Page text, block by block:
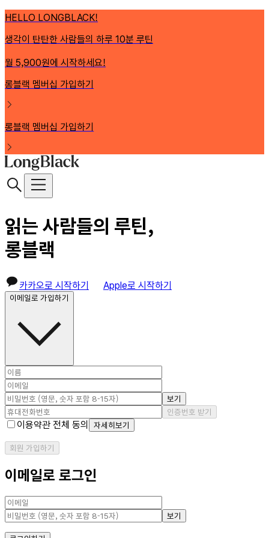
HELLO LONGBLACK!
생각이 탄탄한 사람들의 하루 10분 루틴
월 5,900원에 시작하세요!
롱블랙 멤버십 가입하기
롱블랙 멤버십 가입하기
읽는 사람들의 루틴,
롱블랙
카카오로 시작하기 Apple로 시작하기
이메일로 가입하기
보기
인증번호 받기
이용약관 전체 동의 자세히보기
회원 가입하기
이메일로 로그인
보기